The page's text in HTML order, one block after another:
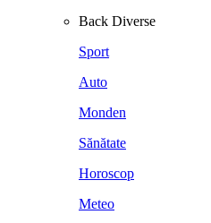
Back Diverse
Sport
Auto
Monden
Sănătate
Horoscop
Meteo